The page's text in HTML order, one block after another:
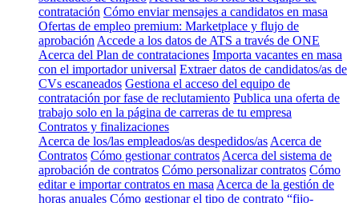
contratación Cómo enviar mensajes a candidatos en masa
Ofertas de empleo premium: Marketplace y flujo de
aprobación Accede a los datos de ATS a través de ONE
Acerca del Plan de contrataciones Importa vacantes en masa
con el importador universal Extraer datos de candidatos/as de
CVs escaneados Gestiona el acceso del equipo de
contratación por fase de reclutamiento Publica una oferta de
trabajo solo en la página de carreras de tu empresa
Contratos y finalizaciones
Acerca de los/las empleados/as despedidos/as Acerca de
Contratos Cómo gestionar contratos Acerca del sistema de
aprobación de contratos Cómo personalizar contratos Cómo
editar e importar contratos en masa Acerca de la gestión de
horas anuales Cómo gestionar el tipo de contrato “fijo-